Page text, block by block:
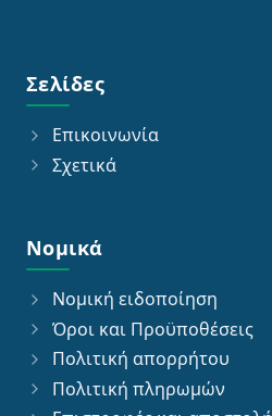
Σελίδες
Επικοινωνία
Σχετικά
Νομικά
Νομική ειδοποίηση
Όροι και Προϋποθέσεις
Πολιτική απορρήτου
Πολιτική πληρωμών